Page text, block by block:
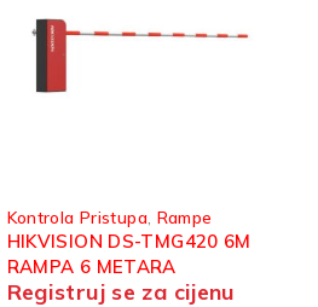
Kontrola Pristupa, Rampe
HIKVISION DS-TMG420 6M
RAMPA 6 METARA
Registruj se za cijenu